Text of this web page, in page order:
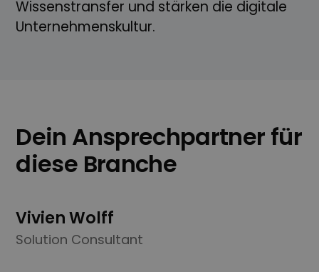
Wissens­transfer und stärken die digitale
Unternehmens­kultur.
Dein Ansprechpartner für
diese Branche
Vivien Wolff
Solution Consultant